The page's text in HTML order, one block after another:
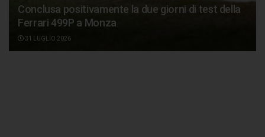
Conclusa positivamente la due giorni di test della
Ferrari 499P a Monza
31 LUGLIO 2026